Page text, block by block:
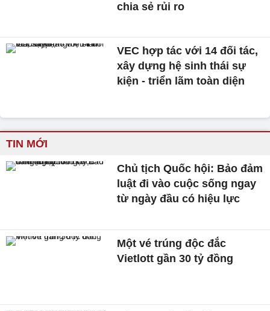
chia sẻ rủi ro
VEC hợp tác với 14 đối tác,
xây dựng hệ sinh thái sự
kiện - triển lãm toàn diện
TIN MỚI
Chủ tịch Quốc hội: Bảo đảm
luật đi vào cuộc sống ngay
từ ngày đầu có hiệu lực
Một vé trúng độc đắc
Vietlott gần 30 tỷ đồng